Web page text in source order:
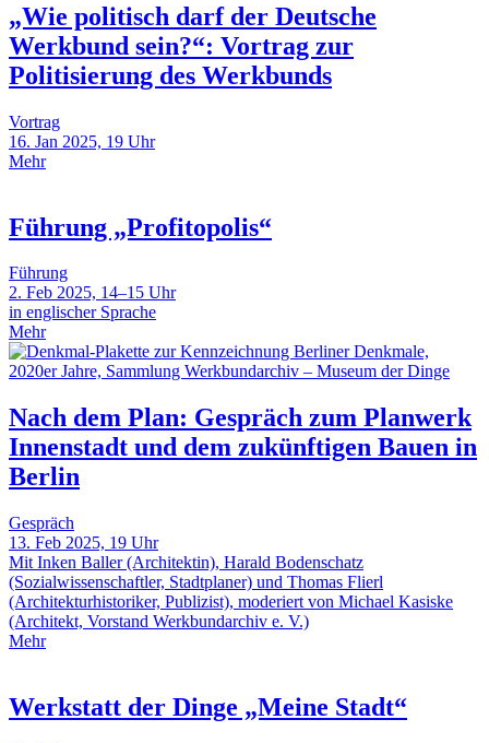
„Wie politisch darf der Deutsche
Werkbund sein?“: Vortrag zur
Politisierung des Werkbunds
Vortrag
16. Jan 2025, 19 Uhr
Mehr
Führung „Profitopolis“
Führung
2. Feb 2025, 14–15 Uhr
in englischer Sprache
Mehr
Nach dem Plan: Gespräch zum Planwerk
Innenstadt und dem zukünftigen Bauen in
Berlin
Gespräch
13. Feb 2025, 19 Uhr
Mit Inken Baller (Architektin), Harald Bodenschatz
(Sozialwissenschaftler, Stadtplaner) und Thomas Flierl
(Architekturhistoriker, Publizist), moderiert von Michael Kasiske
(Architekt, Vorstand Werkbundarchiv e. V.)
Mehr
Werkstatt der Dinge „Meine Stadt“